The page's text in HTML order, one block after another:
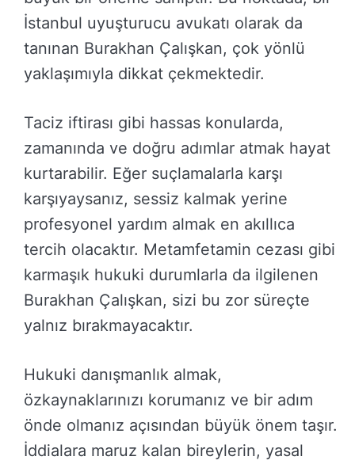
İstanbul uyuşturucu avukatı olarak da
tanınan Burakhan Çalışkan, çok yönlü
yaklaşımıyla dikkat çekmektedir.
Taciz iftirası gibi hassas konularda,
zamanında ve doğru adımlar atmak hayat
kurtarabilir. Eğer suçlamalarla karşı
karşıyaysanız, sessiz kalmak yerine
profesyonel yardım almak en akıllıca
tercih olacaktır. Metamfetamin cezası gibi
karmaşık hukuki durumlarla da ilgilenen
Burakhan Çalışkan, sizi bu zor süreçte
yalnız bırakmayacaktır.
Hukuki danışmanlık almak,
özkaynaklarınızı korumanız ve bir adım
önde olmanız açısından büyük önem taşır.
İddialara maruz kalan bireylerin, yasal